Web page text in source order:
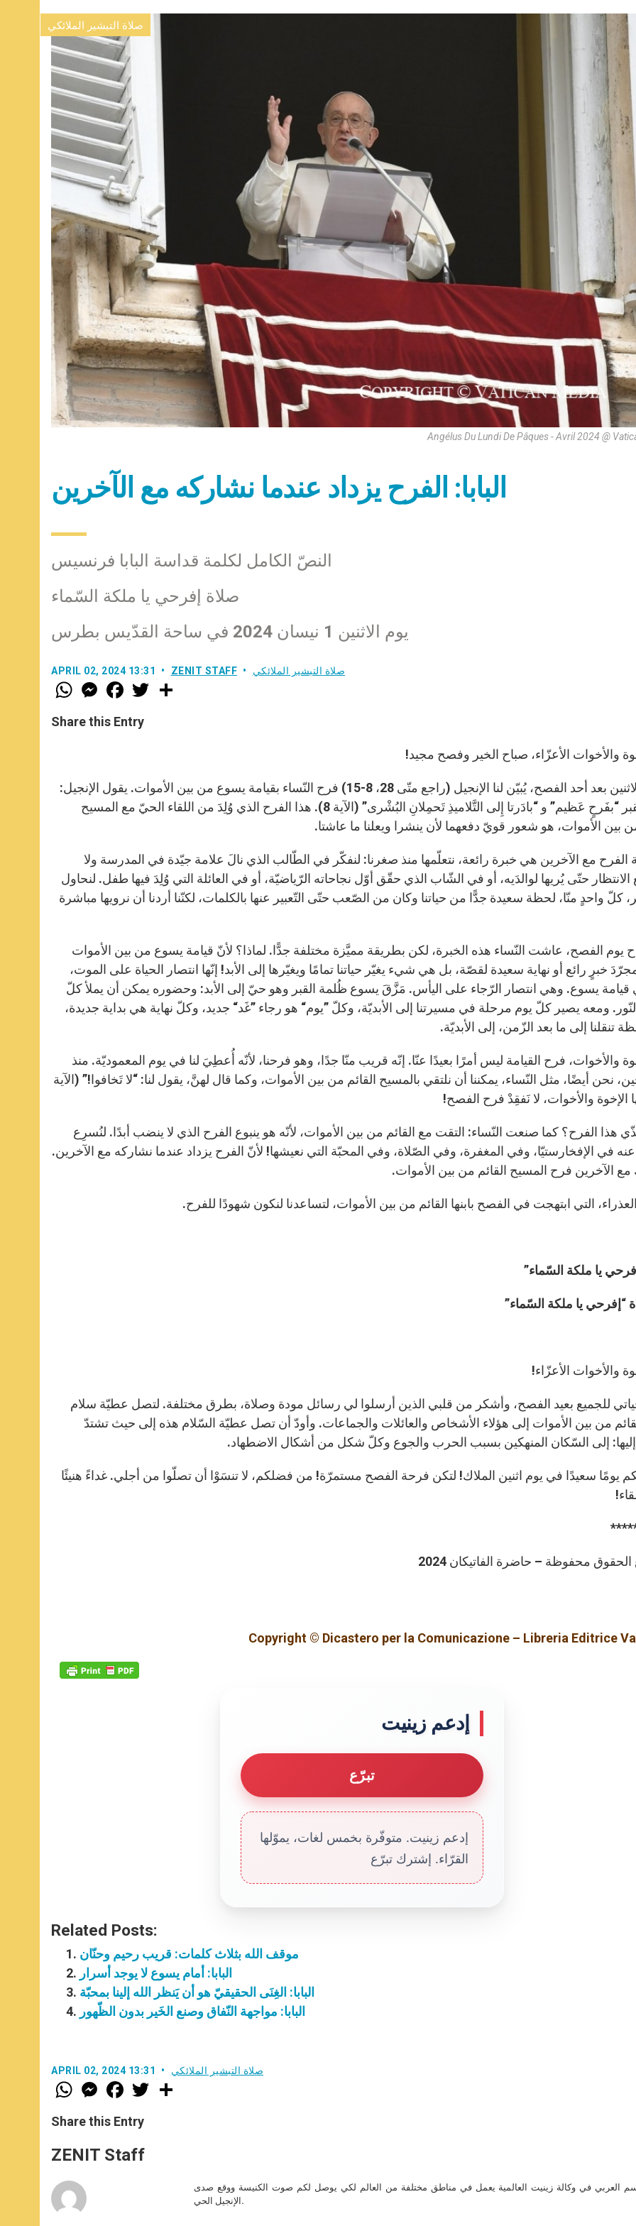
صلاة التبشير الملائكي
Angélus Du Lundi De Pâques - Avril 2024 @
البابا: الفرح يزداد عندما نشاركه مع الآخرين
النصّ الكامل لكلمة قداسة البابا فرنسيس
صلاة إفرحي يا ملكة السّماء
يوم الاثنين 1 نيسان 2024 في ساحة القدّيس بطرس
APRIL 02, 2024 13:31 ZENIT STAFF صلاة التبشير الملائكي
W
h
t
s
M
e
s
e
F
a
e
b
w
Share this Entry
والأخوات الأعزّاء، صباح الخير وفصح مجيد!
اليوم، الاثنين بعد أحد الفصح، يُبيّن لنا الإنجيل (راجع متّى 28، 8-15) فرح النّساء بقيامة يسوع من بين الأموات. يقول الإنجيل:
تركتا القبر “بفَرحٍ عَظيم” و “بادَرتا إِلى التَّلاميذِ تَحمِلانِ البُشْرى” (الآية 8). هذا الفرح الذي وُلِدَ من اللقاء الحيّ مع المسيح
بين الأموات، هو شعور قويّ دفعهما لأن ينشرا ويعلنا ما عاشتا.
مع الآخرين هي خبرة رائعة، نتعلّمها منذ صغرنا: لنفكّر في الطّالب الذي نالَ علامة جيّدة في المدرسة ولا
حتّى يُريها لوالدَيه، أو في الشّاب الذي حقّق أوّل نجاحاته الرّياضيّة، أو في العائلة التي وُلِدَ فيها طفل. لنحاول
كلّ واحدٍ منّا، لحظة سعيدة جدًّا من حياتنا وكان من الصّعب حتّى التّعبير عنها بالكلمات، لكنّنا أردنا أن نرويها مباشرة
يوم الفصح، عاشت النّساء هذه الخبرة، لكن بطريقة مميَّزة مختلفة جدًّا. لماذا؟ لأنّ قيامة يسوع من بين الأموات
خبرٍ رائع أو نهاية سعيدة لقصّة، بل هي شيء يغيّر حياتنا تمامًا ويغيّرها إلى الأبد! إنّها انتصار الحياة على الموت،
يسوع. وهي انتصار الرّجاء على اليأس. مَزَّقَ يسوع ظُلمة القبر وهو حيّ إلى الأبد: وحضوره يمكن أن يملأ كلّ
ومعه يصير كلّ يوم مرحلة في مسيرتنا إلى الأبديّة، وكلّ ”يوم“ هو رجاء ”غَد“ جديد، وكلّ نهاية هي بداية جديدة،
تنقلنا إلى ما بعد الزّمن، إلى الأبديّة.
والأخوات، فرح القيامة ليس أمرًا بعيدًا عنّا. إنّه قريب منّا جدًا، وهو فرحنا، لأنّه أُعطِيَ لنا في يوم المعموديّة. منذ
نحن أيضًا، مثل النّساء، يمكننا أن نلتقي بالمسيح القائم من بين الأموات، وكما قال لهنَّ، يقول لنا: “لا تَخافوا!” (الآية
هذا الفرح؟ كما صنعت النّساء: التقت مع القائم من بين الأموات، لأنّه هو ينبوع الفرح الذي لا ينضب أبدًا. لنُسرِع
في الإفخارستيّا، وفي المغفرة، وفي الصّلاة، وفي المحبّة التي نعيشها! لأنّ الفرح يزداد عندما نشاركه مع الآخرين.
الآخرين فرح المسيح القائم من بين الأموات.
التي ابتهجت في الفصح بابنها القائم من بين الأموات، لتساعدنا لنكون شهودًا للفرح.
يا ملكة السّماء”
“إفرحي يا ملكة السّماء”
والأخوات الأعزّاء!
للجميع بعيد الفصح، وأشكر من قلبي الذين أرسلوا لي رسائل مودة وصلاة، بطرق مختلفة. لتصل عطيّة سلام
من بين الأموات إلى هؤلاء الأشخاص والعائلات والجماعات. وأودّ أن تصل عطيّة السّلام هذه إلى حيث تشتدّ
إليها: إلى السّكان المنهكين بسبب الحرب والجوع وكلّ شكل من أشكال الاضطهاد.
يومًا سعيدًا في يوم اثنين الملاك! لتكن فرحة الفصح مستمرّة! من فضلكم، لا تنسَوْا أن تصلّوا من أجلي. غداءً هنيئًا
محفوظة – حاضرة الفاتيكان 2024
Copyright © Dicastero per la Comunicazione – Libreria Editrice
إدعم زينيت
تبرّع
إدعم زينيت. متوفّرة بخمس لغات، يموّلها
القرّاء. إشترك تبرّع
Related Posts:
موقف الله بثلاث كلمات: قريب رحيم وحنّان
البابا: أمام يسوع لا يوجد أسرار
البابا: الغِنَى الحقيقيّ هو أن يَنظر الله إلينا بمحبّة
البابا: مواجهة النّفاق وصنع الخَير بدون الظّهور
APRIL 02, 2024 13:31 صلاة التبشير الملائكي
W
h
t
s
p
p
M
e
s
e
g
e
F
a
e
b
o
k
w
Share this Entry
ZENIT Staff
العربي في وكالة زينيت العالمية يعمل في مناطق مختلفة من العالم لكي يوصل لكم صوت الكنيسة ووقع صدى
الإنجيل الحي.